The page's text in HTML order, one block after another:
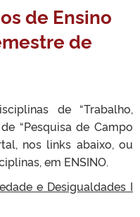
de Ensino
de
de “Trabalho,
“Pesquisa de Campo
nos links abaixo, ou
em ENSINO.
e Desigualdades I